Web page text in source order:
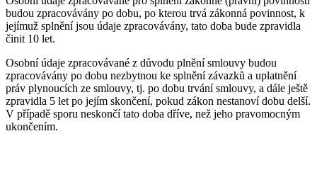
budou zpracovávány po dobu, po kterou trvá zákonná povinnost, k
jejímuž splnění jsou údaje zpracovávány, tato doba bude zpravidla
činit 10 let.
Osobní údaje zpracovávané z důvodu plnění smlouvy budou
zpracovávány po dobu nezbytnou ke splnění závazků a uplatnění
práv plynoucích ze smlouvy, tj. po dobu trvání smlouvy, a dále ještě
zpravidla 5 let po jejím skončení, pokud zákon nestanoví dobu delší.
V případě sporu neskončí tato doba dříve, než jeho pravomocným
ukončením.